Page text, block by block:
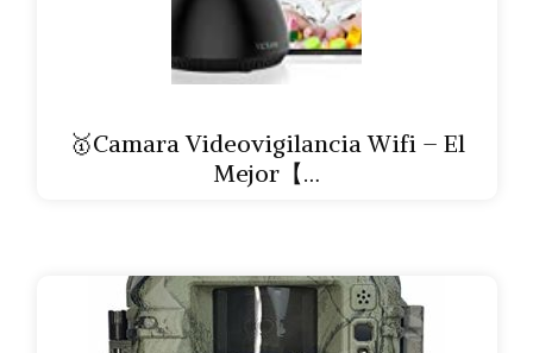
🥇Camara Videovigilancia Wifi – El
Mejor【…